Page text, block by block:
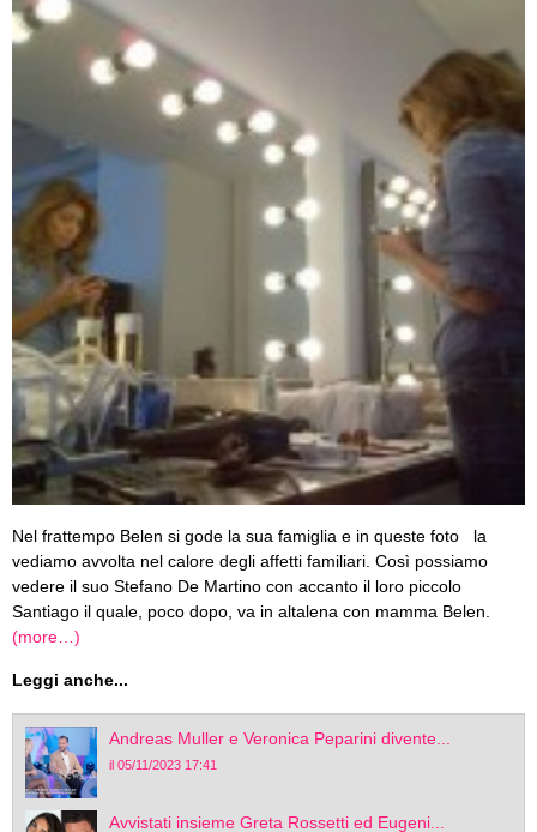
Nel frattempo Belen si gode la sua famiglia e in queste foto la
vediamo avvolta nel calore degli affetti familiari. Così possiamo
vedere il suo Stefano De Martino con accanto il loro piccolo
Santiago il quale, poco dopo, va in altalena con mamma Belen.
(more…)
Leggi anche...
Andreas Muller e Veronica Peparini divente...
il 05/11/2023 17:41
Avvistati insieme Greta Rossetti ed Eugeni...